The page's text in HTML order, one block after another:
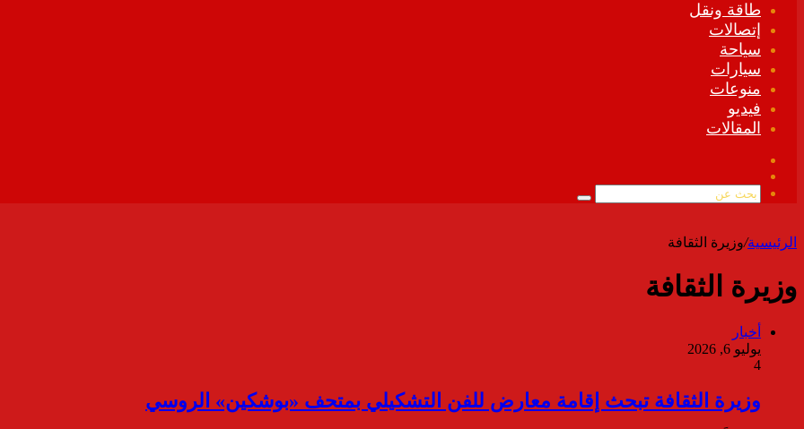
طاقة ونقل
إتصالات
سياحة
سيارات
منوعات
فيديو
المقالات
الموقع
بحث
الرئيسية/وزيرة الثقافة
وزيرة الثقافة
أخبار
يوليو 6, 2026
4
وزيرة الثقافة تبحث إقامة معارض للفن التشكيلي بمتحف «بوشكين» الروسي